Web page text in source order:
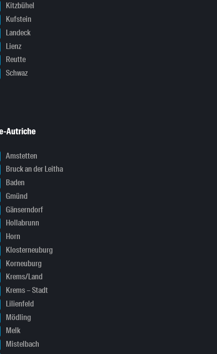
Kitzbühel
Kufstein
Landeck
Lienz
Reutte
Schwaz
Autriche
Amstetten
Bruck an der Leitha
Baden
Gmünd
Gänserndorf
Hollabrunn
Horn
Klosterneuburg
Korneuburg
Krems/Land
Krems – Stadt
Lilienfeld
Mödling
Melk
Mistelbach